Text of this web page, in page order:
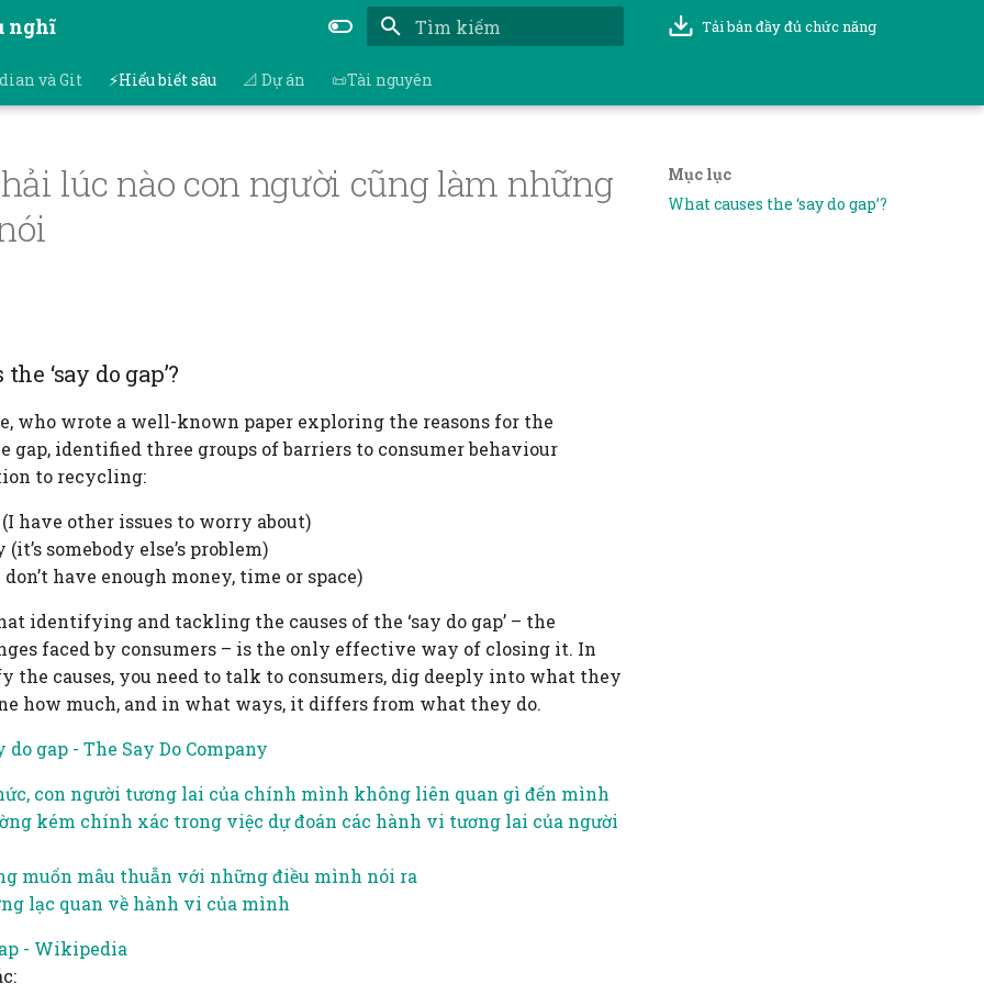
nghĩ Tải bản đầy đủ chức năng
và Git ⚡Hiểu biết sâu 📐 Dự án 📜Tài nguyên
Mục lục
What causes the ‘say do gap’?
lúc nào con người cũng làm những
‘say do gap’?
who wrote a well-known paper exploring the reasons for the
gap, identified three groups of barriers to consumer behaviour
to recycling:
have other issues to worry about)
somebody else’s problem)
have enough money, time or space)
identifying and tackling the causes of the ‘say do gap’ – the
faced by consumers – is the only effective way of closing it. In
the causes, you need to talk to consumers, dig deeply into what they
how much, and in what ways, it differs from what they do.
do gap - The Say Do Company
con người tương lai của chính mình không liên quan gì đến mình
kém chính xác trong việc dự đoán các hành vi tương lai của người
muốn mâu thuẫn với những điều mình nói ra
lạc quan về hành vi của mình
- Wikipedia